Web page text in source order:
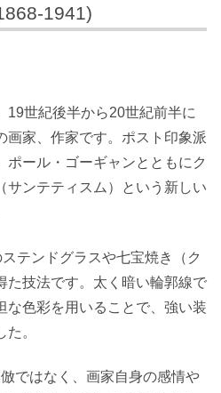
1941)
19世紀後半から20世紀前半に
画家、作家です。ポスト印象派
ポール・ゴーギャンとともにク
サンテティスム）という新しい
テンドグラスや七宝焼き（ク
た技法です。太く暗い輪郭線で
な色彩を用いることで、強い装
。
ではなく、画家自身の感情や